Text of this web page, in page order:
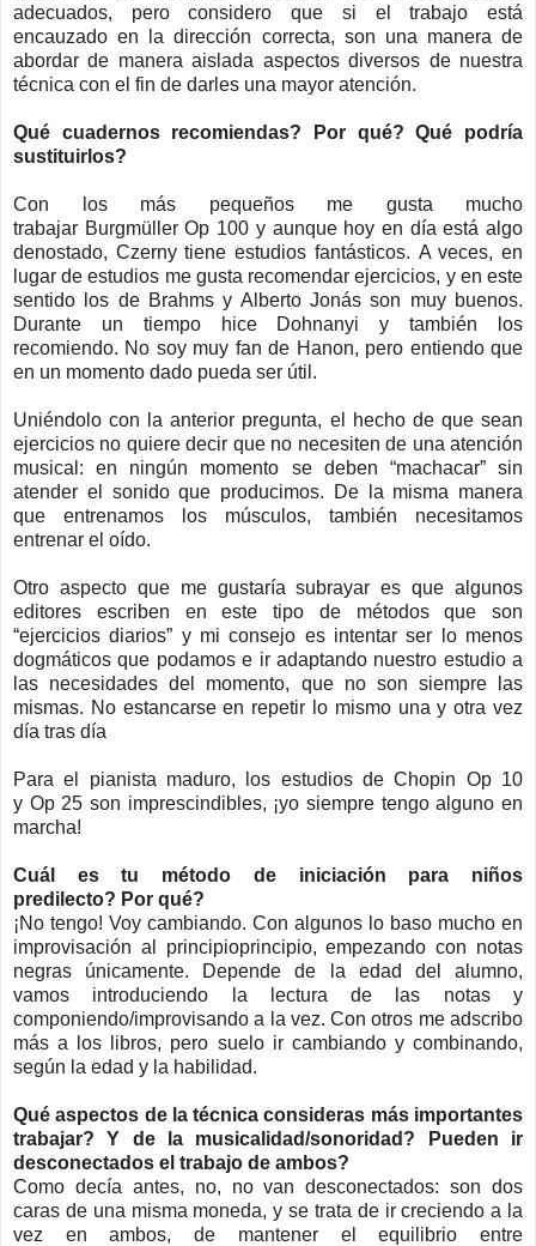
adecuados, pero consideroque si el trabajo está
encauzado en la dirección correcta, son una manera de
abordar de manera aislada aspectos diversos de nuestra
técnica con el fin de darles una mayor atención.
Qué cuadernos recomiendas? Por qué? Qué podría
sustituirlos?
Con los más pequeños me gusta mucho
trabajar Burgmüller Op 100 y aunque hoy en día está algo
denostado, Czernytiene estudios fantásticos. A veces, en
lugar de estudios me gusta recomendar ejercicios, y en este
sentido los de Brahms y Alberto Jonás son muy buenos.
Durante un tiempo hice Dohnanyi y también los
recomiendo. No soy muy fan de Hanon, pero entiendo que
en un momento dado pueda ser útil.
Uniéndolocon la anterior pregunta, el hecho de que sean
ejercicios no quiere decir que no necesiten de una atención
musical: en ningún momento se deben “machacar” sin
atender el sonido que producimos. De la misma manera
que entrenamos los músculos, también necesitamos
entrenar el oído.
Otro aspecto que me gustaría subrayar es que algunos
editores escriben en este tipo de métodos que son
“ejercicios diarios” y mi consejo es intentar ser lo menos
dogmáticos que podamos e ir adaptando nuestro estudio a
las necesidades del momento, que no son siempre las
mismas. No estancarse en repetir lo mismo una y otra vez
día tras día
Para el pianista maduro, los estudios de Chopin Op10
y Op25 son imprescindibles, ¡yo siempre tengo alguno en
marcha!
Cuál es tu método de iniciación para niños
predilecto? Por qué?
¡No tengo! Voy cambiando. Con algunos lo baso mucho en
improvisación al principioprincipio, empezando con notas
negras únicamente. Depende de la edad del alumno,
vamos introduciendo la lectura de las notas y
componiendo/improvisandoa la vez. Con otros me adscribo
más a los libros, pero suelo ir cambiando y combinando,
según la edad y la habilidad.
Qué aspectos de la técnica consideras más importantes
trabajar? Y de la musicalidad/sonoridad ? Pueden ir
desconectados el trabajo de ambos?
Como decía antes, no, no van desconectados: son dos
caras de una misma moneda, y se trata de ir creciendoa la
vez en ambos, de mantener el equilibrio entre